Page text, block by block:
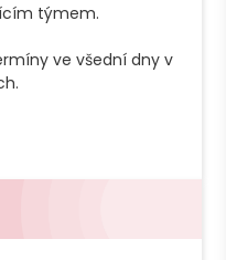
týmem.
ve všední dny v